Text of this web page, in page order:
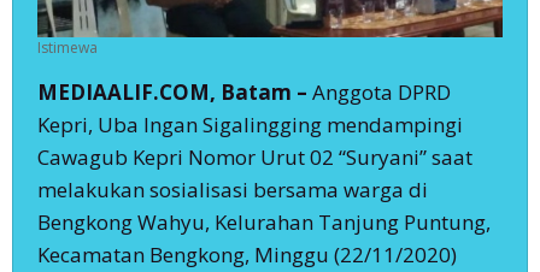
Istimewa
MEDIAALIF.COM, Batam – Anggota DPRD
Kepri, Uba Ingan Sigalingging mendampingi
Cawagub Kepri Nomor Urut 02 “Suryani” saat
melakukan sosialisasi bersama warga di
Bengkong Wahyu, Kelurahan Tanjung Puntung,
Kecamatan Bengkong, Minggu (22/11/2020)